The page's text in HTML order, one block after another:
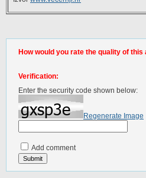
How would you rate the quality of this
Verification:
Enter the security code shown below:
Regenerate Image
Add comment